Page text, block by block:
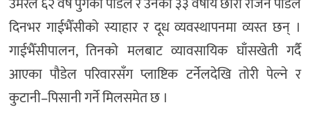
दिनभर गाईभैँसीको स्याहार र दूध व्यवस्थापनमा व्यस्त छन् ।
गाईभैँसीपालन, तिनको मलबाट व्यावसायिक घाँसखेती गर्दै
आएका पौडेल परिवारसँग प्लाष्टिक टर्नेलदेखि तोरी पेल्ने र
कुटानी–पिसानी गर्ने मिलसमेत छ ।